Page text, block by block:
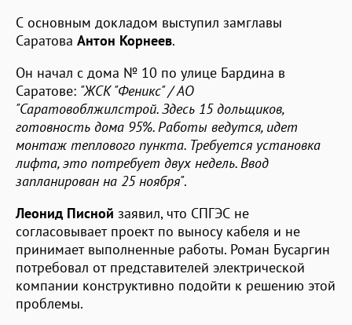
С основным докладом выступил замглавы
Саратова Антон Корнеев.
Он начал с дома № 10 по улице Бардина в
Саратове: "ЖСК "Феникс" / АО
"Саратовоблжилстрой. Здесь 15 дольщиков,
готовность дома 95%. Работы ведутся, идет
монтаж теплового пункта. Требуется установка
лифта, это потребует двух недель. Ввод
запланирован на 25 ноября".
Леонид Писной заявил, что СПГЭС не
согласовывает проект по выносу кабеля и не
принимает выполненные работы. Роман Бусаргин
потребовал от представителей электрической
компании конструктивно подойти к решению этой
проблемы.